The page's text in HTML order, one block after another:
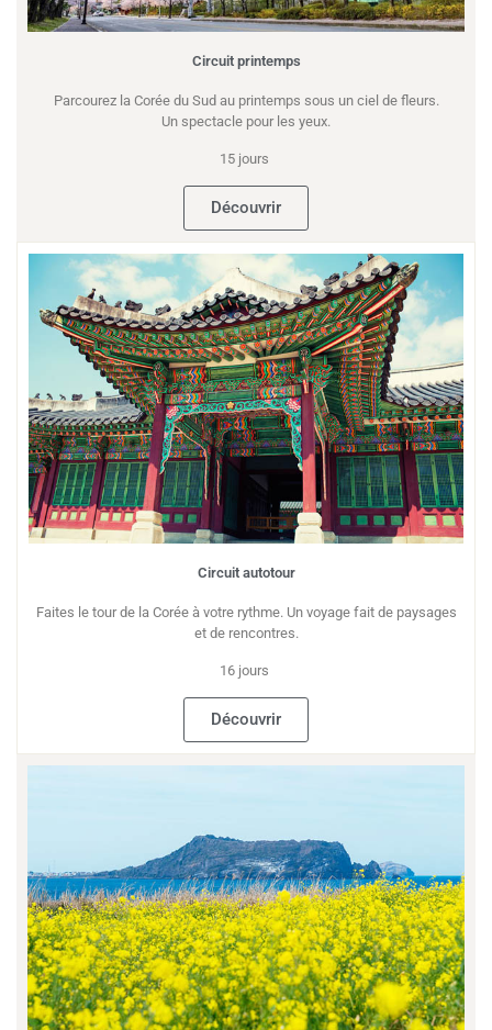
Circuit printemps
Parcourez la Corée du Sud au printemps sous un ciel de fleurs.
Un spectacle pour les yeux.
15 jours
Découvrir
Circuit autotour
Faites le tour de la Corée à votre rythme. Un voyage fait de paysages
et de rencontres.
16 jours
Découvrir